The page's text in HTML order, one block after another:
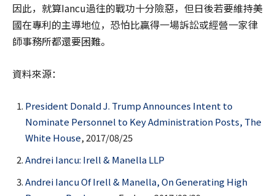
因此，就算Iancu過往的戰功十分險惡，但日後若要維持美
國在專利的主導地位，恐怕比贏得一場訴訟或經營一家律
師事務所都還要困難。
資料來源：
President Donald J. Trump Announces Intent to
Nominate Personnel to Key Administration Posts, The
White House, 2017/08/25
Andrei Iancu: Irell & Manella LLP
Andrei Iancu Of Irell & Manella, On Generating High